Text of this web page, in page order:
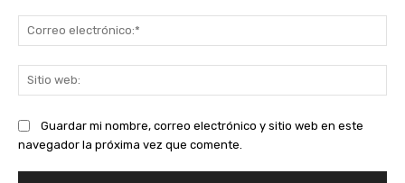
Guardar mi nombre, correo electrónico y sitio web en este
navegador la próxima vez que comente.